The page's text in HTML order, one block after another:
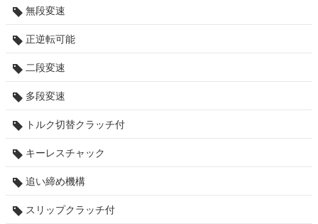
無段変速
正逆転可能
二段変速
多段変速
トルク切替クラッチ付
キーレスチャック
追い締め機構
スリップクラッチ付